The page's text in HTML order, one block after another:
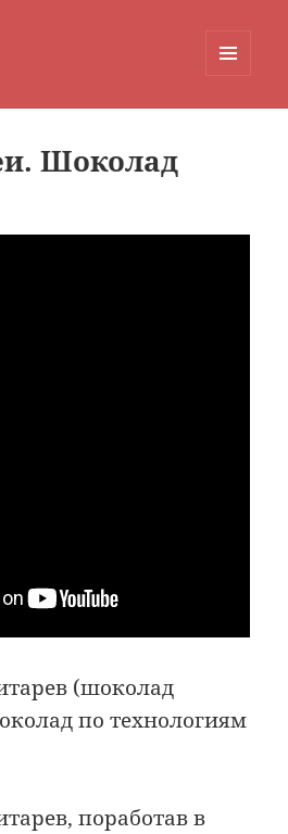
Шоколад
(шоколад
по технологиям
поработав в